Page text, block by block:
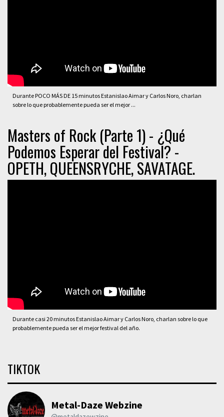
Durante POCO MÁS DE 15 minutos Estanislao Aimar y Carlos Noro, charlan
sobre lo que probablemente pueda ser el mejor ...
Masters of Rock (Parte 1) - ¿Qué
Podemos Esperar del Festival? -
OPETH, QUEENSRYCHE, SAVATAGE.
Durante casi 20 minutos Estanislao Aimar y Carlos Noro, charlan sobre lo que
probablemente pueda ser el mejor festival del año.
TIKTOK
Metal-Daze Webzine